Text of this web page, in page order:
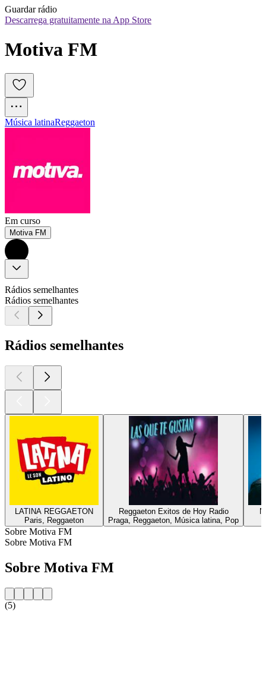
Guardar rádio
Descarrega gratuitamente na App Store
Motiva FM
Música latinaReggaeton
Em curso
Motiva FM
Rádios semelhantes
Rádios semelhantes
Rádios semelhantes
LATINA REGGAETON
Paris, Reggaeton
Reggaeton Exitos de Hoy Radio
Praga, Reggaeton, Música latina, Pop
Sobre Motiva FM
Sobre Motiva FM
Sobre Motiva FM
(5)